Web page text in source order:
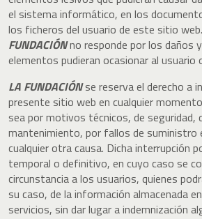
el sistema informático, en los
los ficheros del usuario de este sitio
FUNDACIÓNno responde por los daños
elementos pudieran ocasionar al usuario
LA FUNDACIÓNse reserva el derecho a
presente sitio web en cualquier
sea por motivos técnicos, de seguridad,
mantenimiento, por fallos de suministro
cualquier otra causa. Dicha interrupción
temporal o definitivo, en cuyo caso se
circunstancia a los usuarios, quienes
su caso, de la información almacenada
servicios, sin dar lugar a indemnización